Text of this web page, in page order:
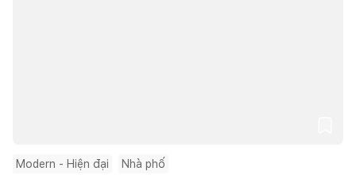
Modern - Hiện đại Nhà phố